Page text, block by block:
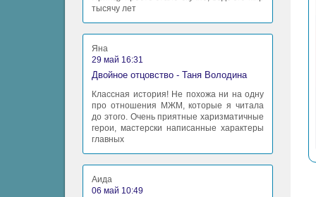
тысячу лет
Яна
29 май 16:31
Двойное отцовство - Таня Володина
Классная история! Не похожа ни на одну
про отношения МЖМ, которые я читала
до этого. Очень приятные харизматичные
герои, мастерски написанные характеры
главных
Аида
06 май 10:49